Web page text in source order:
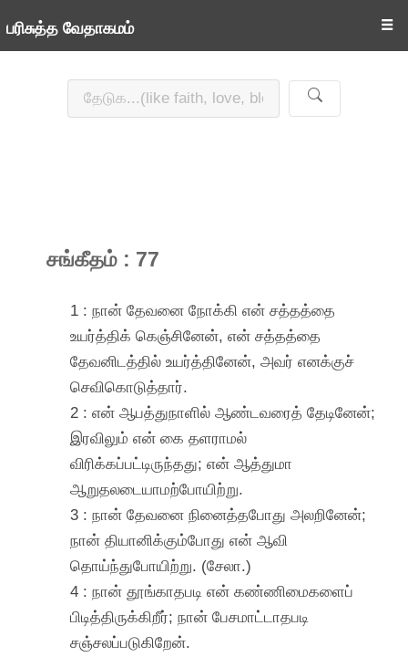
பரிசுத்த வேதாகமம் ☰
சங்கீதம் : 77
1 : நான் தேவனை நோக்கி என் சத்தத்தை
உயர்த்திக் கெஞ்சினேன், என் சத்தத்தை
தேவனிடத்தில் உயர்த்தினேன், அவர் எனக்குச்
செவிகொடுத்தார்.
2 : என் ஆபத்துநாளில் ஆண்டவரைத் தேடினேன்;
இரவிலும் என் கை தளராமல்
விரிக்கப்பட்டிருந்தது; என் ஆத்துமா
ஆறுதலடையாமற்போயிற்று.
3 : நான் தேவனை நினைத்தபோது அலறினேன்;
நான் தியானிக்கும்போது என் ஆவி
தொய்ந்துபோயிற்று. (சேலா.)
4 : நான் தூங்காதபடி என் கண்ணிமைகளைப்
பிடித்திருக்கிறீர்; நான் பேசமாட்டாதபடி
சஞ்சலப்படுகிறேன்.